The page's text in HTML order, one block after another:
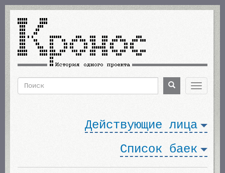
Перейти
основному
содержанию
Поиск Поиск
Toggle
Действующие лица
Список баек